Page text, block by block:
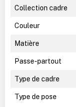
Collection cadre
Couleur
Matière
Passe-partout
Type de cadre
Type de pose